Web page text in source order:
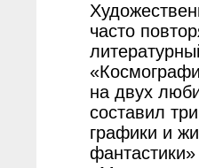
часто
на двух
составил
графики и